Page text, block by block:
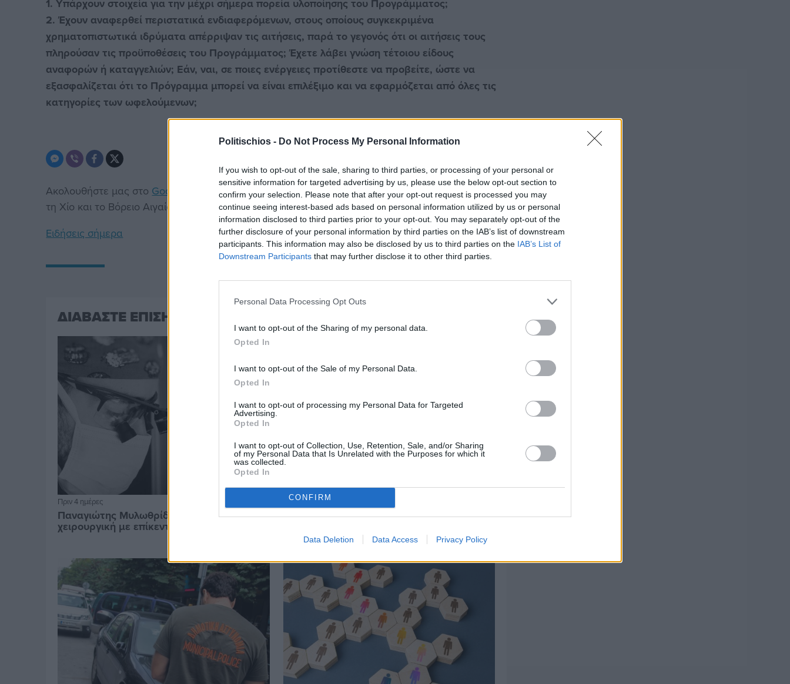
Politischios - Do Not Process My Personal Information
If you wish to opt-out of the sale, sharing to third parties, or processing of your personal or
sensitive information for targeted advertising by us, please use the below opt-out section to
confirm your selection. Please note that after your opt-out request is processed you may
continue seeing interest-based ads based on personal information utilized by us or personal
information disclosed to third parties prior to your opt-out. You may separately opt-out of the
further disclosure of your personal information by third parties on the IAB’s list of downstream
participants. This information may also be disclosed by us to third parties on the IAB’s List of
Downstream Participants that may further disclose it to other third parties.
Personal Data Processing Opt Outs
I want to opt-out of the Sharing of my personal data.
Opted In
I want to opt-out of the Sale of my Personal Data.
Opted In
I want to opt-out of processing my Personal Data for Targeted
Advertising.
Opted In
I want to opt-out of Collection, Use, Retention, Sale, and/or Sharing
of my Personal Data that Is Unrelated with the Purposes for which it
was collected.
Opted In
CONFIRM
Data Deletion Data Access Privacy Policy
1. Υπάρχουν στοιχεία για την μέχρι σήμερα πορεία υλοποίησης του Προγράμματος;
2. Έχουν αναφερθεί περιστατικά ενδιαφερόμενων, στους οποίους συγκεκριμένα
χρηματοπιστωτικά ιδρύματα απέρριψαν τις αιτήσεις, παρά το γεγονός ότι οι αιτήσεις τους
πληρούσαν τις προϋποθέσεις του Προγράμματος; Έχετε λάβει γνώση τέτοιου είδους
αναφορών ή καταγγελιών; Εάν, ναι, σε ποιες ενέργειες προτίθεστε να προβείτε, ώστε να
εξασφαλίζεται ότι το Πρόγραμμα μπορεί να είναι επιλέξιμο και να εφαρμόζεται από όλες τις
κατηγορίες των ωφελούμενων;
Ακολουθήστε μας στο Google News . Μπείτε στηνViber ομάδαμας και δείτε όλες τις ειδήσεις από
τη Χίο και το Βόρειο Αιγαίο.
Ειδήσεις σήμερα
ΔΙΑΒΑΣΤΕ ΕΠΙΣΗΣ
Πριν 4 ημέρες
Παναγιώτης Μυλωθρίδης: Η πλαστική
χειρουργική με επίκεντρο τον άνθρωπο
Πριν 5 ημέρες
Ελαιοκομικό Μητρώο: Ξεκινά η